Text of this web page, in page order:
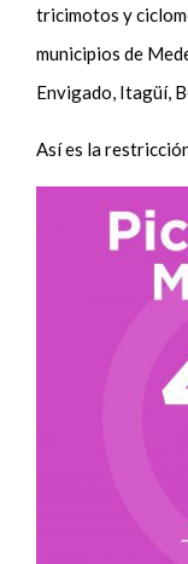
tricimotos y
municipios de
Envigado, Itagüí,
Así es la